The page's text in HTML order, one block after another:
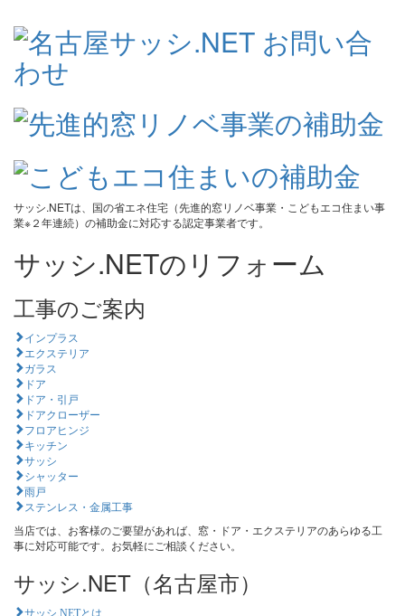
サッシ.NETは、国の省エネ住宅（先進的窓リノベ事業・こどもエコ住まい事
業※２年連続）の補助金に対応する認定事業者です。
サッシ.NETのリフォーム
工事のご案内
インプラス
エクステリア
ガラス
ドア
ドア・引戸
ドアクローザー
フロアヒンジ
キッチン
サッシ
シャッター
雨戸
ステンレス・金属工事
当店では、お客様のご要望があれば、窓・ドア・エクステリアのあらゆる工
事に対応可能です。お気軽にご相談ください。
サッシ.NET（名古屋市）
サッシ.NETとは